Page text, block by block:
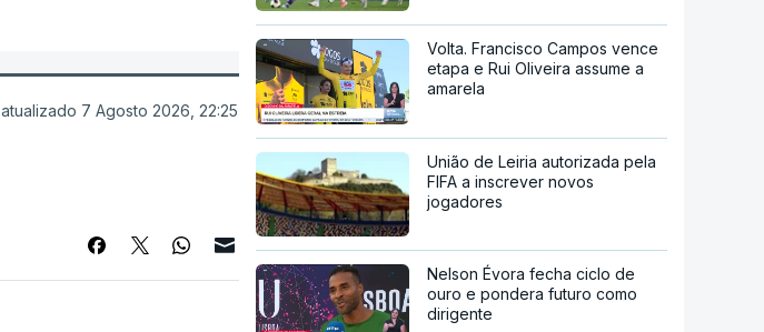
atualizado 7 Agosto 2026, 22:25
Volta. Francisco Campos vence
etapa e Rui Oliveira assume a
amarela
União de Leiria autorizada pela
FIFA a inscrever novos
jogadores
Nelson Évora fecha ciclo de
ouro e pondera futuro como
dirigente